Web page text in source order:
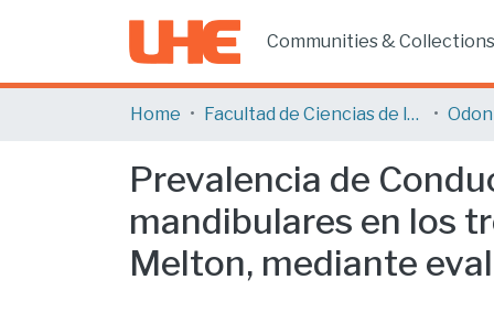
Communities & Collections
Home Facultad de Ciencias de la Salud
Prevalencia de
mandibulares en los
Melton, mediante